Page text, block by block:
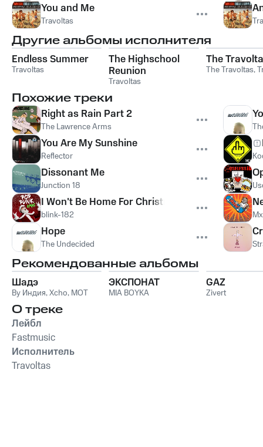
You and Me
Travoltas
Другие альбомы исполнителя
Endless Summer
Travoltas
The Highschool
Reunion
Travoltas
The
The Travoltas,
Похожие треки
Right as Rain Part 2
The Lawrence Arms
You Are My Sunshine
Reflector
Dissonant Me
Junction 18
I Won't Be Home For Christmas
blink-182
Hope
The Undecided
Рекомендованные альбомы
Шадэ
By Индия,Xcho, MOT
ЭКСПОНАТ
MIA BOYKA
GAZ
Zivert
О треке
Лейбл
Fastmusic
Исполнитель
Travoltas